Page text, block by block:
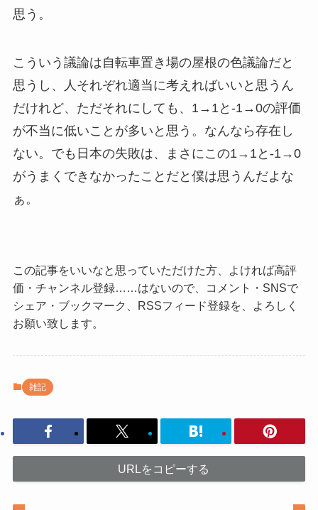
思う。
こういう議論は自転車置き場の屋根の色議論だと
思うし、人それぞれ適当に考えればいいと思うん
だけれど、ただそれにしても、1→1と-1→0の評価
が不当に低いことが多いと思う。なんなら存在し
ない。でも日本の失敗は、まさにこの1→1と-1→0
がうまくできなかったことだと僕は思うんだよな
ぁ。
この記事をいいなと思っていただけた方、よければ高評
価・チャンネル登録……はないので、コメント・SNSで
シェア・ブックマーク、RSSフィード登録を、よろしく
お願い致します。
雑記
URLをコピーする